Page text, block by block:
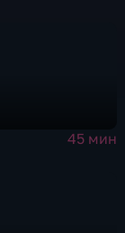
45 мин